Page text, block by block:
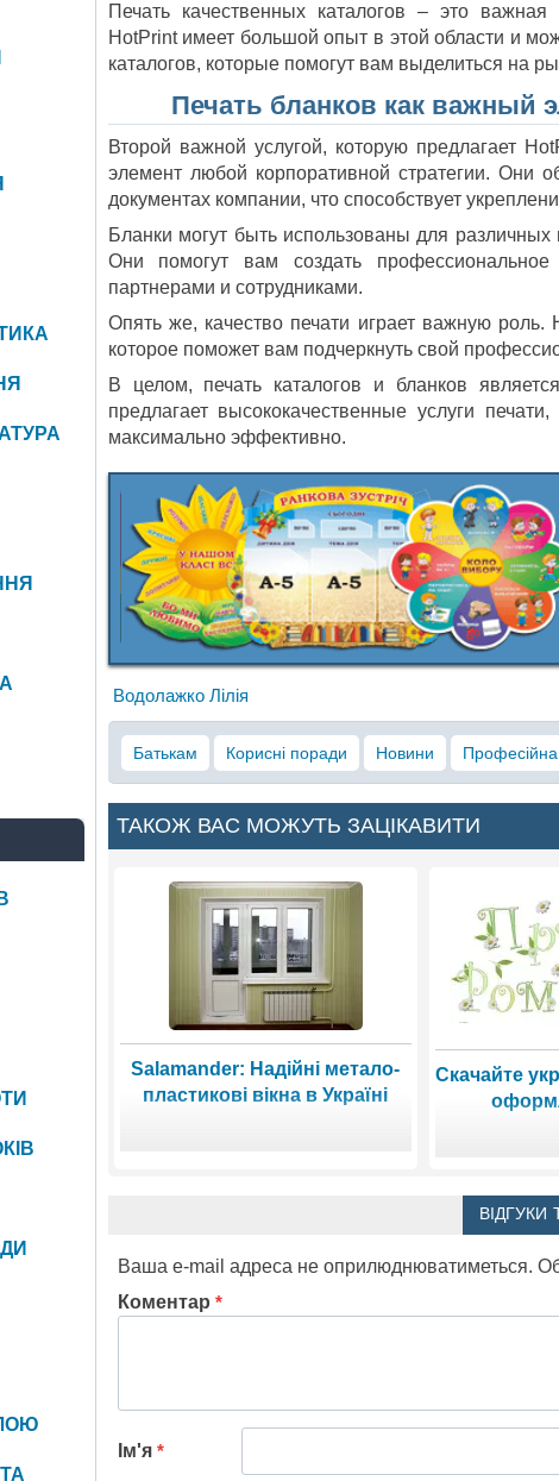
Печать качественных каталогов – это
HotPrint имеет большой опыт в этой области и
каталогов, которые помогут вам выделиться на
Печать бланков как важный
Второй важной услугой, которую предлагает
элемент любой корпоративной стратегии. Они
документах компании, что способствует
Бланки могут быть использованы для
Они помогут вам создать
партнерами и сотрудниками.
Опять же, качество печати играет важную роль.
которое поможет вам подчеркнуть свой
В целом, печать каталогов и бланков
предлагает высококачественные услуги
максимально эффективно.
Водолажко Лілія
Батькам Корисні поради Новини Професійна
ТАКОЖ ВАС МОЖУТЬ ЗАЦІКАВИТИ
Salamander: Надійні метало-
пластикові вікна в Україні
Скачайте
ВІДГУКИ
Ваша e-mail адреса не оприлюднюватиметься.
Коментар *
Ім'я *